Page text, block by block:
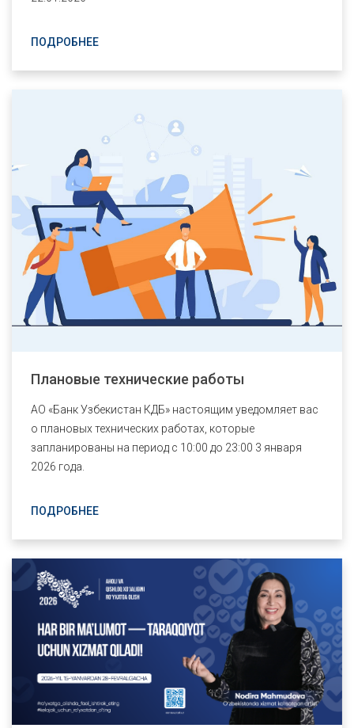
ПОДРОБНЕЕ
Плановые технические работы
АО «Банк Узбекистан КДБ» настоящим уведомляет вас
о плановых технических работах, которые
запланированы на период с 10:00 до 23:00 3 января
2026 года.
ПОДРОБНЕЕ